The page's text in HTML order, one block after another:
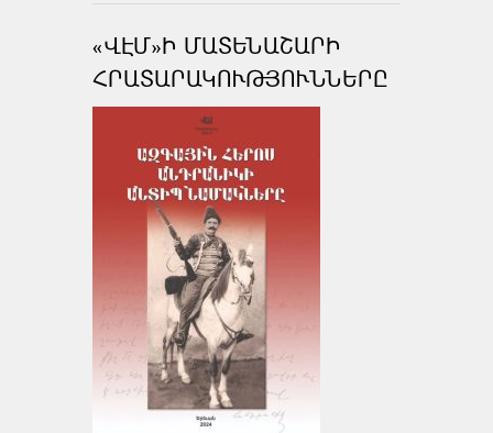
«ՎԷՄ»Ի ՄԱՏԵՆԱՇԱՐԻ
ՀՐԱՏԱՐԱԿՈՒԹՅՈՒՆՆԵՐԸ